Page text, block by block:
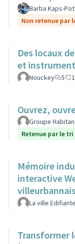
surfaces sur
Barba Kaps-
Non retenue par
Des locaux
et
Nouckey 5 1
Ouvrez,
Groupe
Retenue par le
Mémoire
interactive
La ville Edifiante
Transformer